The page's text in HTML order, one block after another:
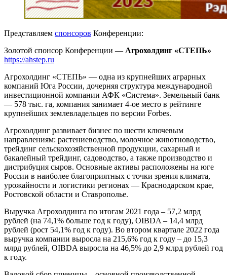
Представляем спонсоров Конференции:
Золотой спонсор Конференции — Агрохолдинг «СТЕПЬ»
https://ahstep.ru
Агрохолдинг «СТЕПЬ» — одна из крупнейших аграрных
компаний Юга России, дочерняя структура международной
инвестиционной компании АФК «Система». Земельный банк
— 578 тыс. га, компания занимает 4-ое место в рейтинге
крупнейших землевладельцев по версии Forbes.
Агрохолдинг развивает бизнес по шести ключевым
направлениям: растениеводство, молочное животноводство,
трейдинг сельскохозяйственной продукции, сахарный и
бакалейный трейдинг, садоводство, а также производство и
дистрибуция сыров. Основные активы расположены на юге
России в наиболее благоприятных с точки зрения климата,
урожайности и логистики регионах — Краснодарском крае,
Ростовской области и Ставрополье.
Выручка Агрохолдинга по итогам 2021 года – 57,2 млрд
рублей (на 74,1% больше год к году), OIBDA – 14,4 млрд
рублей (рост 54,1% год к году). Во втором квартале 2022 года
выручка компании выросла на 215,6% год к году – до 15,3
млрд рублей, OIBDA выросла на 46,5% до 2,9 млрд рублей год
к году.